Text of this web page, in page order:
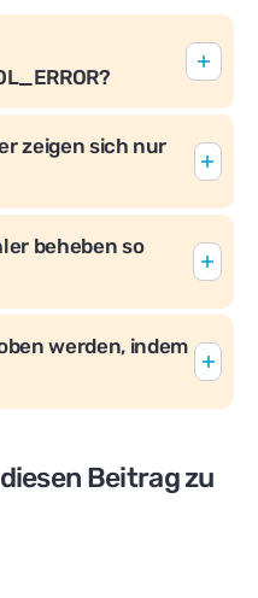
zeigen sich nur
beheben so
werden, indem
Beitrag zu